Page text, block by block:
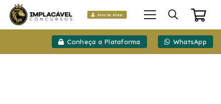
Área do Aluno
Conheça a Plataforma WhatsApp